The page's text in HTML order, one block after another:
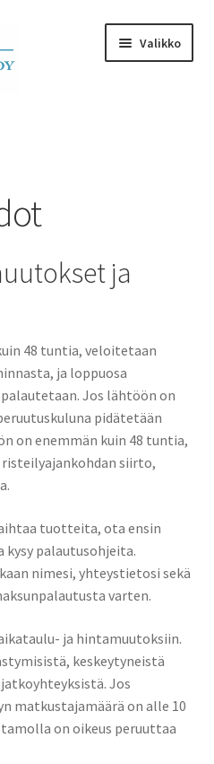
Valikko
ja
48 tuntia, veloitetaan
ja loppuosa
Jos lähtöön on
pidätetään
on enemmän kuin 48 tuntia,
siirto,
tuotteita, ota ensin
kysy palautusohjeita.
nimesi, yhteystietosi sekä
varten.
ja hintamuutoksiin.
keskeytyneistä
Jos
matkustajamäärä on alle 10
on oikeus peruuttaa